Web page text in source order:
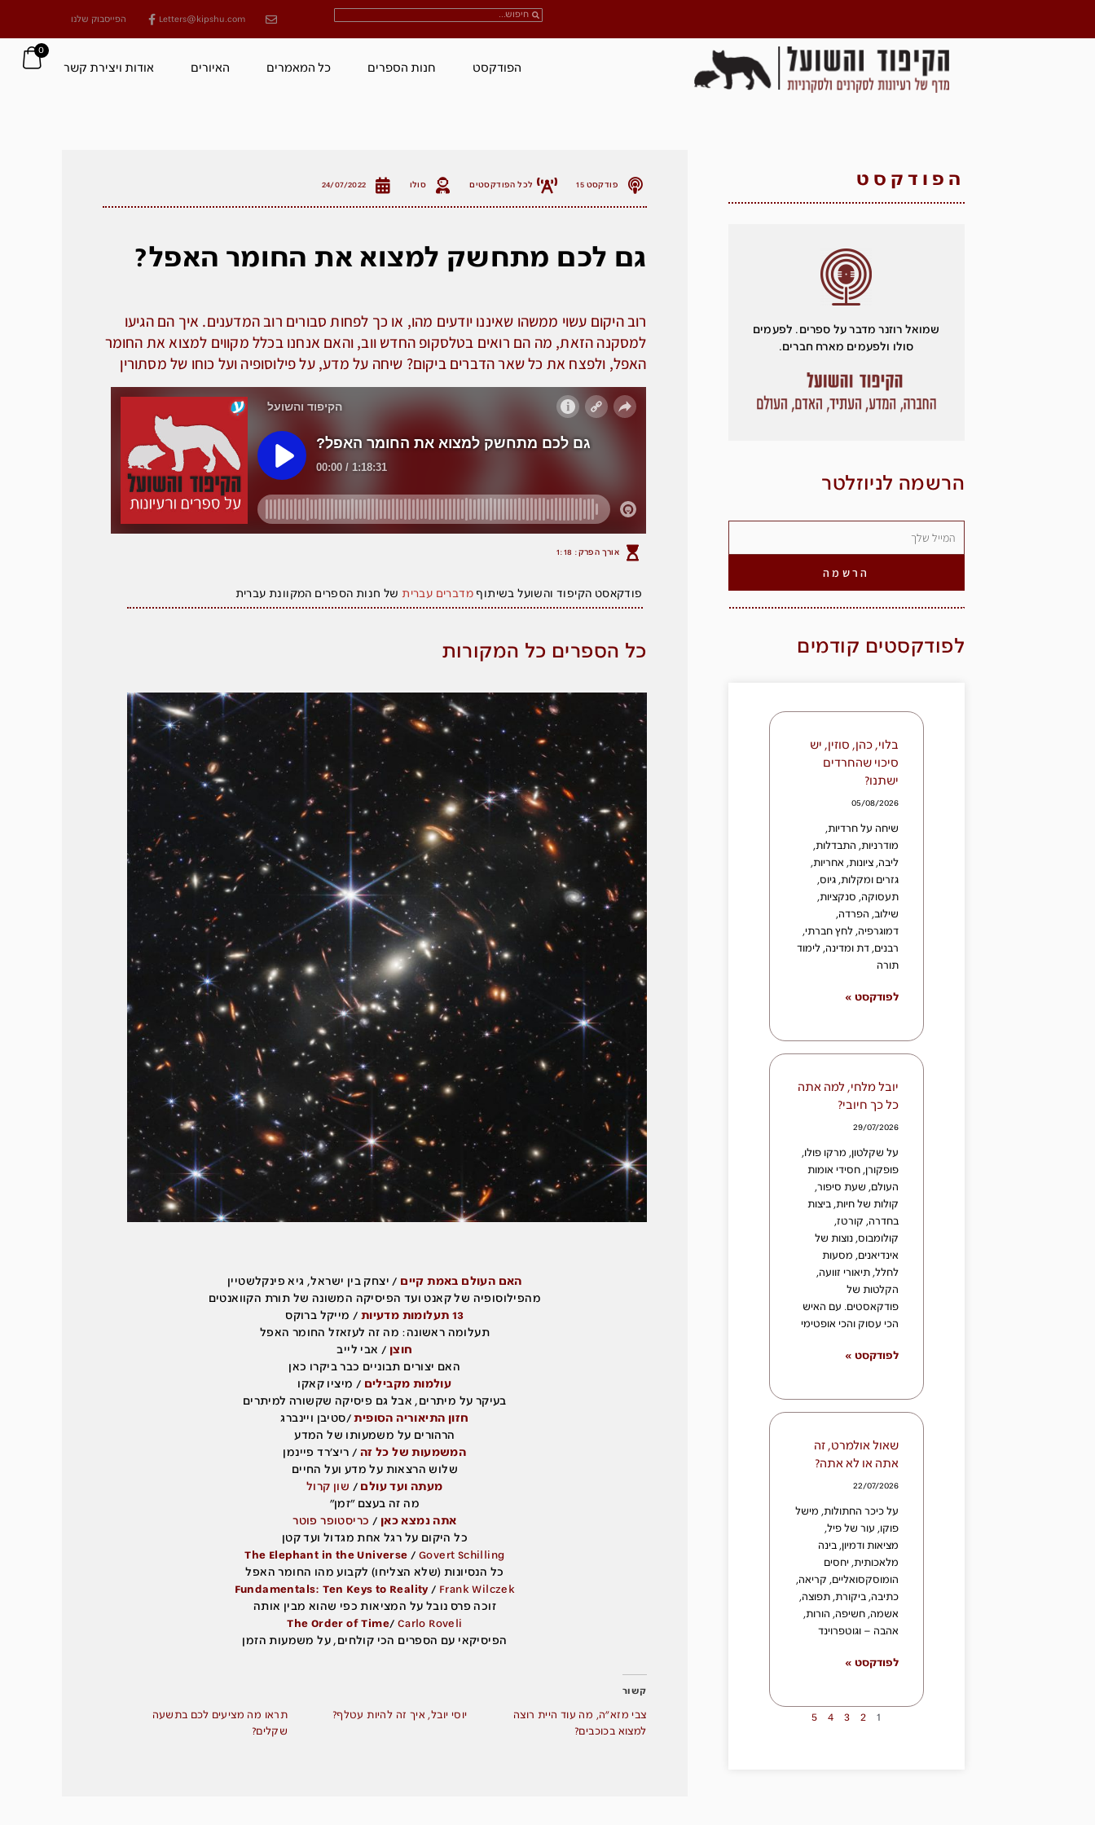
Letters@kipshu.com הפייסבוק שלנו
הפודקסט חנות הספרים כל המאמרים האיורים אודות ויצירת קשר
0
הפודקסט
שמואל רוזנר מדבר על ספרים. לפעמים
סולו ולפעמים מארח חברים.
הרשמה לניוזלטר
הרשמה
לפודקסטים קודמים
בלוי, כהן, סוזין, יש
סיכוי שהחרדים
ישתנו?
05/08/2026
שיחה על חרדיות,
מודרניות, התבדלות,
ליבה, ציונות, אחריות,
גזרים ומקלות, גיוס,
תעסוקה, סנקציות,
שילוב, הפרדה,
דמוגרפיה, לחץ חברתי,
רבנים, דת ומדינה, לימוד
תורה
לפודקסט »
יובל מלחי, למה אתה
כל כך חיובי?
29/07/2026
על שקלטון, מרקו פולו,
פופקורן, חסידי אומות
העולם, שעת סיפור,
קולות של חיות, ביצות
בחדרה, קורטז,
קולומבוס, נוצות של
אינדיאנים, מסעות
לחלל, תיאורי זוועה,
הקלטות של
פודקאסטים. עם האיש
הכי עסוק והכי אופטימי
לפודקסט »
שאול אולמרט, זה
אתה או לא אתה?
22/07/2026
על כיכר החתולות, מישל
פוקו, עור של פיל,
מציאות ודמיון, בינה
מלאכותית, יחסים
הומוסקסואליים, קריאה,
כתיבה, ביקורת, תפוצה,
אשמה, חשיפה, הורות,
אהבה – וגוטפרוינד
לפודקסט »
1
2
3
4
5
פודקסט 15 לכל הפודקסטים סולו 24/07/2022
גם לכם מתחשק למצוא את החומר האפל?
רוב היקום עשוי ממשהו שאיננו יודעים מהו, או כך לפחות סבורים רוב המדענים. איך הם הגיעו
למסקנה הזאת, מה הם רואים בטלסקופ החדש ווב, והאם אנחנו בכלל מקווים למצוא את החומר
האפל, ולפצח את כל שאר הדברים ביקום? שיחה על מדע, על פילוסופיה ועל כוחו של מסתורין
אורך הפרק: 1:18
פודקאסט הקיפוד והשועל בשיתוף מדברים עברית של חנות הספרים המקוונת עברית
כל הספרים כל המקורות
האם העולם באמת קיים / יצחק בין ישראל, גיא פינקלשטיין
מהפילוסופיה של קאנט ועד הפיסיקה המשונה של תורת הקוואנטים
13 תעלומות מדעיות
/ מייקל ברוקס
תעלומה ראשונה: מה זה לעזאזל החומר האפל
חוצן / אבי לייב
האם יצורים תבוניים כבר ביקרו כאן
עולמות מקבילים / מיציו קאקו
בעיקר על מיתרים, אבל גם פיסיקה שקשורה למיתרים
חזון התיאוריה הסופית/סטיבן ויינברג
הרהורים על משמעותו של המדע
המשמעות של כל זה / ריצ׳רד פיינמן
שלוש הרצאות על מדע ועל החיים
מעתה ועד עולם / שון קרול
מה זה בעצם ״זמן״
אתה נמצא כאן / כריסטופר פוטר
כל היקום על רגל אחת מגדול ועד קטן
The Elephant in the Universe / Govert Schilling
כל הנסיונות (שלא הצליחו) לקבוע מהו החומר האפל
Fundamentals: Ten Keys to Reality / Frank Wilczek
זוכה פרס נובל על המציאות כפי שהוא מבין אותה
The Order of Time/ Carlo Roveli
הפיסיקאי עם הספרים הכי קולחים, על משמעות הזמן
קשור
צבי מזא״ה, מה עוד היית רוצה
למצוא בכוכבים?
יוסי יובל, איך זה להיות עטלף?
תראו מה מציעים לכם בתשעה
שקלים?